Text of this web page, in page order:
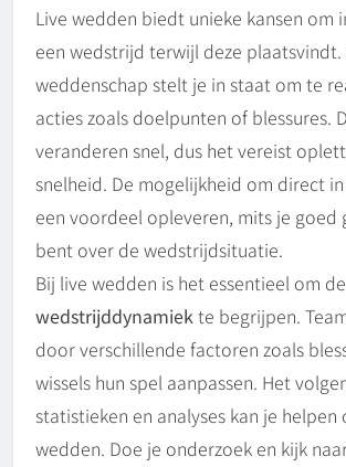
Live wedden biedt unieke kansen om
een wedstrijd terwijl deze
weddenschap stelt je in staat om te
acties zoals doelpunten of blessures.
veranderen snel, dus het vereist
snelheid. De mogelijkheid om direct
een voordeel opleveren, mits je goed
bent over de wedstrijdsituatie.
Bij live wedden is het essentieel om de
wedstrijddynamiekte begrijpen.
door verschillende factoren zoals
wissels hun spel aanpassen. Het
statistieken en analyses kan je helpen
wedden. Doe je onderzoek en kijk